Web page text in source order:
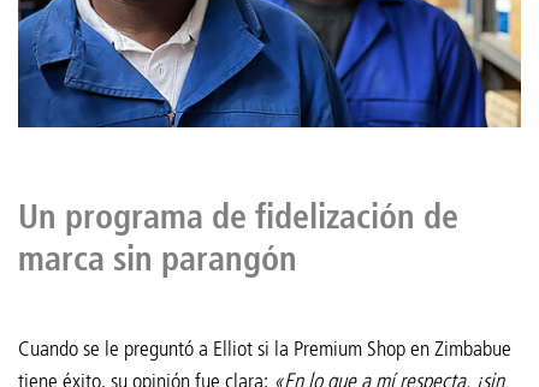
Un programa de fidelización de
marca sin parangón
Cuando se le preguntó a Elliot si la Premium Shop en Zimbabue
tiene éxito, su opinión fue clara: «En lo que a mí respecta, ¡sin